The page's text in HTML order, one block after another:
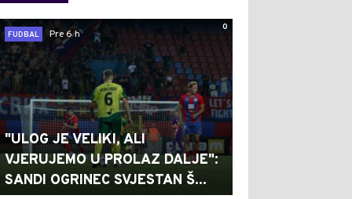
0
FUDBAL
Pre 6 h
"ULOG JE VELIKI, ALI
VJERUJEMO U PROLAZ DALJE":
SANDI OGRINEC SVJESTAN Š...